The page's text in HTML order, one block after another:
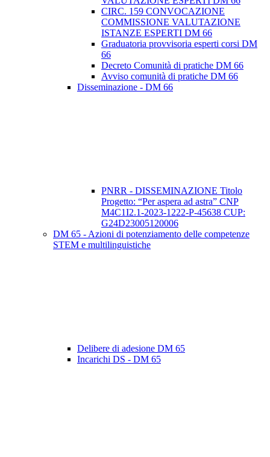
CIRC. 159 CONVOCAZIONE
COMMISSIONE VALUTAZIONE
ISTANZE ESPERTI DM 66
Graduatoria provvisoria esperti corsi DM
66
Decreto Comunità di pratiche DM 66
Avviso comunità di pratiche DM 66
Disseminazione - DM 66
PNRR - DISSEMINAZIONE Titolo
Progetto: “Per aspera ad astra” CNP
M4C1I2.1-2023-1222-P-45638 CUP:
G24D23005120006
DM 65 - Azioni di potenziamento delle competenze
STEM e multilinguistiche
Delibere di adesione DM 65
Incarichi DS - DM 65